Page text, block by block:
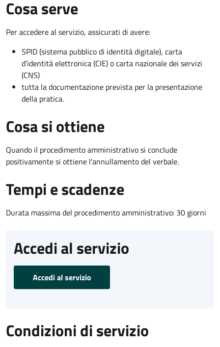
Cosa serve
Per accedere al servizio, assicurati di avere:
SPID (sistema pubblico di identità digitale), carta
d’identità elettronica (CIE) o carta nazionale dei servizi
(CNS)
tutta la documentazione prevista per la presentazione
della pratica.
Cosa si ottiene
Quando il procedimento amministrativo si conclude
positivamente si ottiene l'annullamento del verbale.
Tempi e scadenze
Durata massima del procedimento amministrativo: 30 giorni
Accedi al servizio
Accedi al servizio
Condizioni di servizio